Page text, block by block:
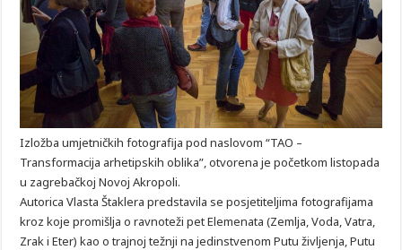
Izložba umjetničkih fotografija pod naslovom “TAO –
Transformacija arhetipskih oblika”, otvorena je početkom listopada
u zagrebačkoj Novoj Akropoli.
Autorica Vlasta Štaklera predstavila se posjetiteljima fotografijama
kroz koje promišlja o ravnoteži pet Elemenata (Zemlja, Voda, Vatra,
Zrak i Eter) kao o trajnoj težnji na jedinstvenom Putu življenja, Putu